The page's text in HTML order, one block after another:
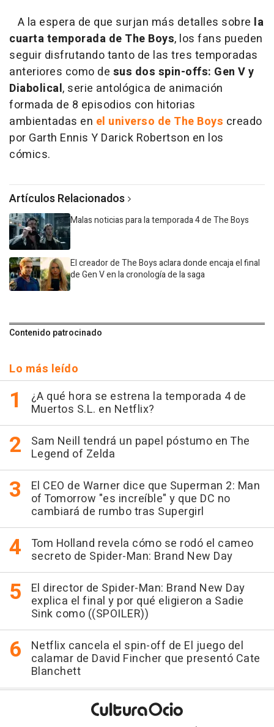
A la espera de que surjan más detalles sobre la
cuarta temporada de The Boys, los fans pueden
seguir disfrutando tanto de las tres temporadas
anteriores como de sus dos spin-offs: Gen V y
Diabolical, serie antológica de animación
formada de 8 episodios con hitorias
ambientadas en el universo de The Boys creado
por Garth Ennis Y Darick Robertson en los
cómics.
Artículos Relacionados
Malas noticias para la temporada 4 de The Boys
El creador de The Boys aclara donde encaja el final
de Gen V en la cronología de la saga
Contenido patrocinado
Lo más leído
¿A qué hora se estrena la temporada 4 de
Muertos S.L. en Netflix?
Sam Neill tendrá un papel póstumo en The
Legend of Zelda
El CEO de Warner dice que Superman 2: Man
of Tomorrow "es increíble" y que DC no
cambiará de rumbo tras Supergirl
Tom Holland revela cómo se rodó el cameo
secreto de Spider-Man: Brand New Day
El director de Spider-Man: Brand New Day
explica el final y por qué eligieron a Sadie
Sink como ((SPOILER))
Netflix cancela el spin-off de El juego del
calamar de David Fincher que presentó Cate
Blanchett